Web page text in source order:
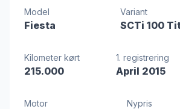
Model
Fiesta
Variant
SCTi 100
Kilometer kørt
215.000
1. registrering
April 2015
Motor Nypris